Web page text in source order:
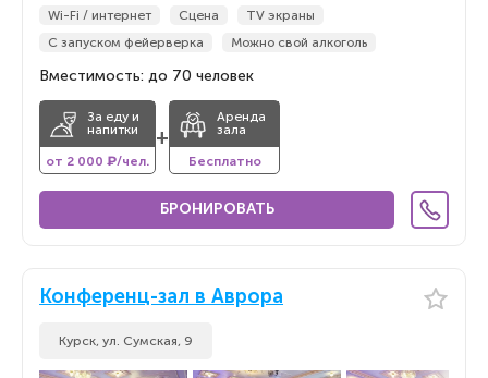
Wi-Fi / интернет
Сцена
TV экраны
С запуском фейерверка
Можно свой алкоголь
Вместимость: до 70 человек
За еду и
напитки
от 2 000 ₽/чел.
+
Аренда
зала
Бесплатно
БРОНИРОВАТЬ
Конференц-зал в Аврора
Курск, ул. Сумская, 9